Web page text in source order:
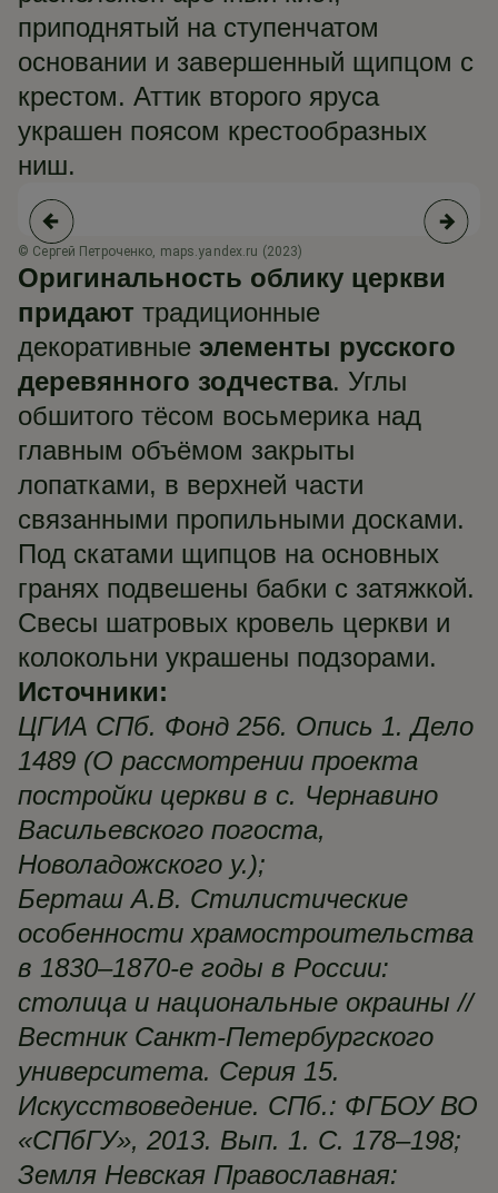
приподнятый на ступенчатом
основании и завершенный щипцом с
крестом. Аттик второго яруса
украшен поясом крестообразных
ниш.
© Сергей Петроченко, maps.yandex.ru (2023)
Оригинальность облику церкви
придают традиционные
декоративные элементы русского
деревянного зодчества. Углы
обшитого тёсом восьмерика над
главным объёмом закрыты
лопатками, в верхней части
связанными пропильными досками.
Под скатами щипцов на основных
гранях подвешены бабки с затяжкой.
Свесы шатровых кровель церкви и
колокольни украшены подзорами.
Источники:
ЦГИА СПб. Фонд 256. Опись 1. Дело
1489 (О рассмотрении проекта
постройки церкви в с. Чернавино
Васильевского погоста,
Новоладожского у.);
Берташ А.В. Стилистические
особенности храмостроительства
в 1830–1870-е годы в России:
столица и национальные окраины //
Вестник Санкт-Петербургского
университета. Серия 15.
Искусствоведение. СПб.: ФГБОУ ВО
«СПбГУ», 2013. Вып. 1. С. 178–198;
Земля Невская Православная: